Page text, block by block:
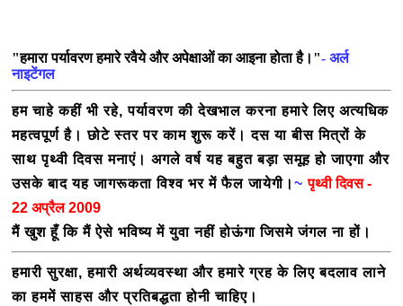
"हमारा पर्यावरण हमारे रवैये और अपेक्षाओं का आइना होताहै।"- अर्ल
नाइटेंगल
हम चाहे कहीं भी रहे, पर्यावरण की देखभाल करना हमारे लिए अत्यधिक
महत्वपूर्ण है। छोटे स्तर पर काम शुरू करें। दस या बीस मित्रों के
साथ पृथ्वी दिवस मनाएं। अगले वर्ष यह बहुत बड़ा समूह हो जाएगा और
उसके बाद यह जागरूकता विश्व भर में फैल जायेगी।~पृथ्वी दिवस -
22 अप्रैल 2009
मैंखुश हूँ कि मैं ऐसे भविष्य में युवा नहीं होऊंगा जिसमे जंगल ना हों ।
हमारी सुरक्षा, हमारी अर्थव्यवस्था और हमारे ग्रह के लिए बदलाव लाने
का हममें साहस और प्रतिबद्धता होनी चाहिए ।